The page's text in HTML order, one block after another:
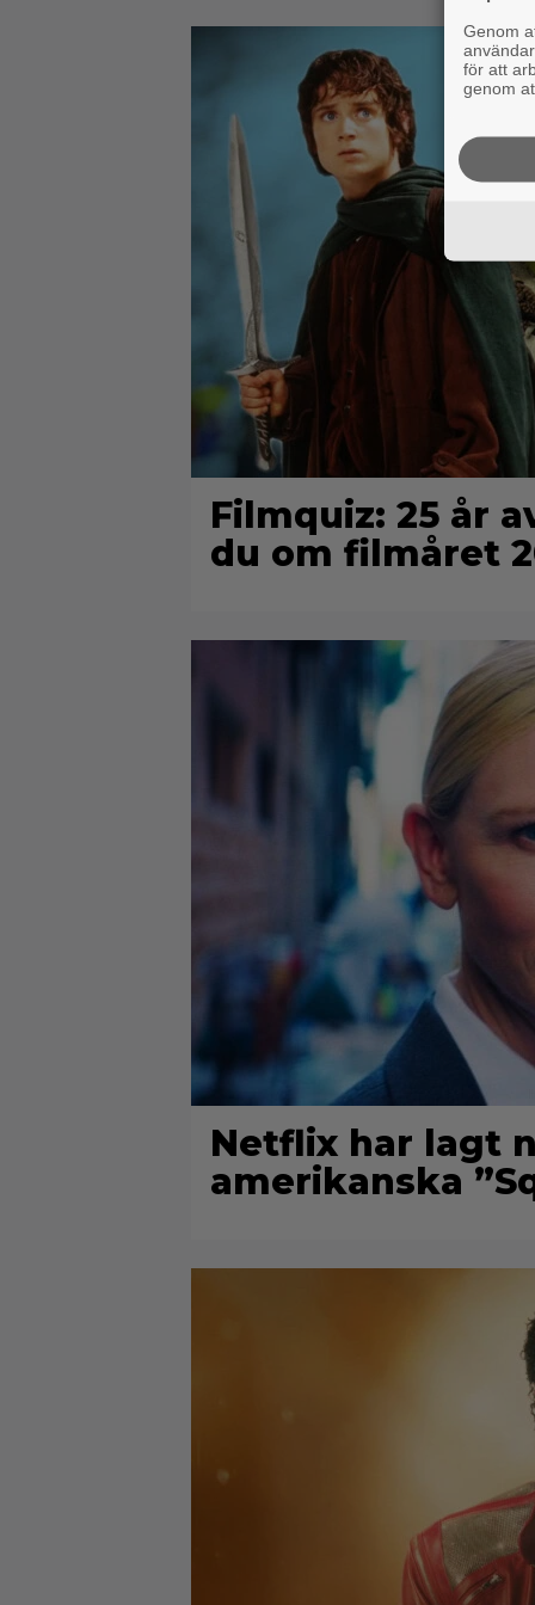
Filmquiz: 25 år
du om filmåret
Netflix har lagt
amerikanska
Genom
för att
genom